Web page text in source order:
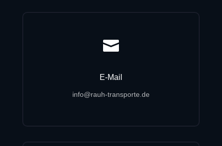

E-Mail
info@rauh-transporte.de